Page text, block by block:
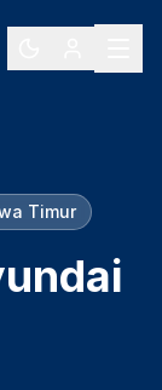
Timur